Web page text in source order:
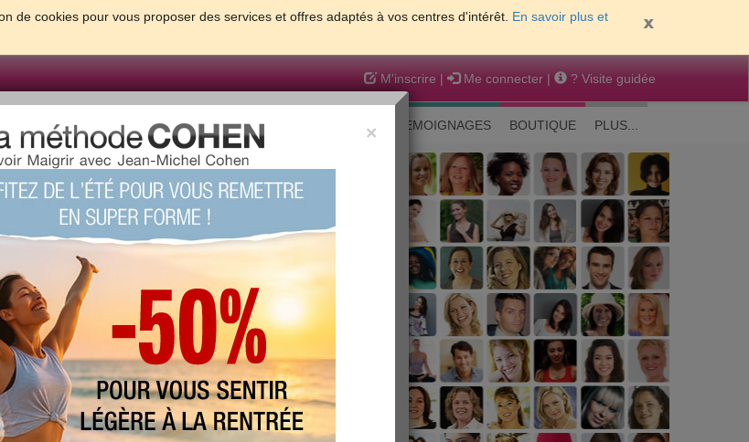
de cookies pour vous proposer des services et offres adaptés à vos centres d'intérêt. En savoir plus et
M'inscrire | Me connecter | ? Visite guidée
PSYCHO & TESTS GROSSESSE & BEBE TEMOIGNAGES BOUTIQUE PLUS...
solutions pour maigrir et être bien dans sa peau
×